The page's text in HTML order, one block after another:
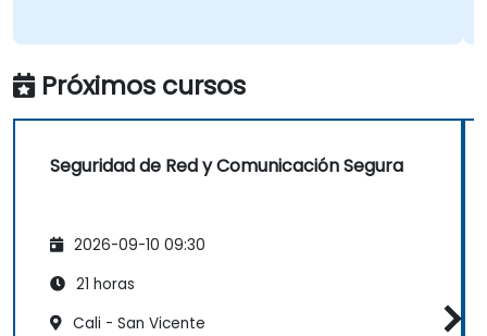
Próximos cursos
Seguridad de Red y Comunicación Segura
2026-09-10 09:30
21 horas
Cali - San Vicente